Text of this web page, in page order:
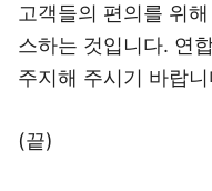
고객들의 편의를 위
스하는 것입니다. 연
주지해 주시기 바랍
(끝)